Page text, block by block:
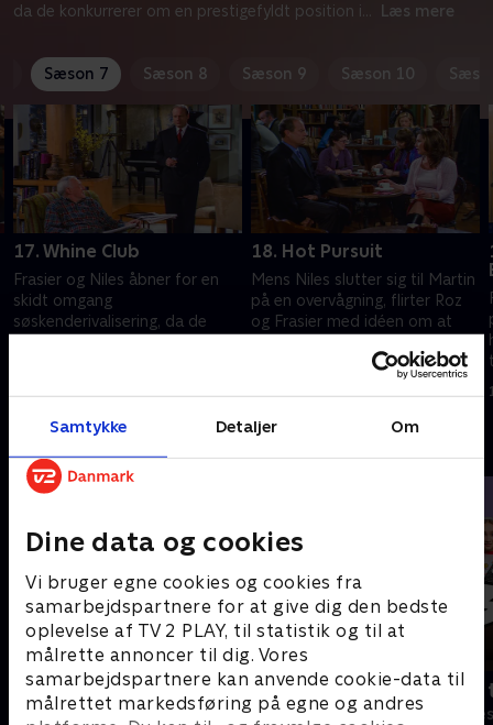
Samtykke Detaljer Om
Dine data og cookies
Vi bruger egne cookies og cookies fra
samarbejdspartnere for at give dig den bedste
oplevelse af TV 2 PLAY, til statistik og til at
målrette annoncer til dig. Vores
samarbejdspartnere kan anvende cookie-data til
målrettet markedsføring på egne og andres
da de konkurrerer om en prestigefyldt position i
Læs mere
Sæson 7 Sæson 8 Sæson 9 Sæson 10
17. Whine Club
Frasier og Niles åbner for en
skidt omgang
søskenderivalisering, da de
18. Hot Pursuit
Mens Niles slutter sig til Martin
på en overvågning, flirter Roz
og Frasier med idéen om at
Robssons (dansk tale)
Komedie • 1 sæsoner
Bert (dansk
Komedie • 1